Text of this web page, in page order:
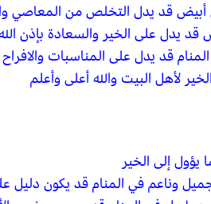
قد يدل التخلص من المعاصي
قد يدل على الخير والسعادة بإذن
قد يدل على المناسبات
لأهل البيت والله أعلى وأعلم
إلى الخير
وناعم في المنام قد يكون دليل